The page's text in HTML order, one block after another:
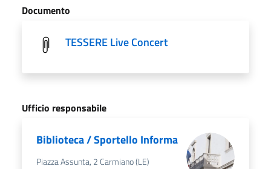
Documento
TESSERE Live Concert
Ufficio responsabile
Biblioteca / Sportello Informa
Piazza Assunta, 2 Carmiano (LE)